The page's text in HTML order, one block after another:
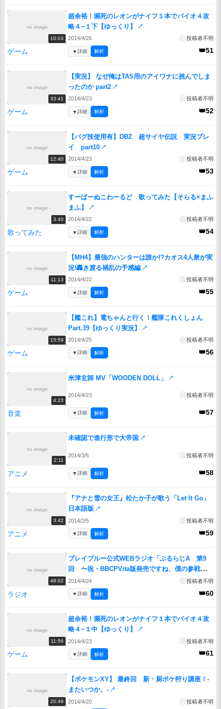
no image
10:03
超余裕！瀕死のレオンがナイフ１本でバイオ４攻
略４−１下【ゆっくり】
↗
2014/4/26 投稿者不明
ゲーム 👑51
▼詳細 解析
no image
33:41
【実況】 なぜ俺はTAS用のアイワナに挑んでしま
ったのか part2 ↗
2014/4/23 投稿者不明
ゲーム 👑52
▼詳細 解析
no image
12:40
【バグ技使用有】DBZ 超サイヤ伝説 実況プレ
イ part10 ↗
2014/4/23 投稿者不明
ゲーム 👑53
▼詳細 解析
no image
3:40
すーぱーぬこわーるど 歌ってみた【そらる×まふ
まふ】
↗
2014/4/22 投稿者不明
歌ってみた 👑54
▼詳細 解析
no image
11:13
【MH4】最強のハンターは誰か!?カオス4人衆が実
況!轟き渡る禍乱の予感編 ↗
2014/4/22 投稿者不明
ゲーム 👑55
▼詳細 解析
no image
15:59
【艦これ】電ちゃんと行く！艦隊これくしょん
Part.39【ゆっくり実況】
↗
2014/4/25 投稿者不明
ゲーム 👑56
▼詳細 解析
no image
4:23
米津玄師 MV「WOODEN DOLL」 ↗
2014/4/23 投稿者不明
音楽 👑57
▼詳細 解析
no image
2:11
未確認で進行形で大帝国 ↗
2014/3/5 投稿者不明
アニメ 👑58
▼詳細 解析
no image
3:42
『アナと雪の女王』松たか子が歌う「Let It Go」
日本語版 ↗
2014/2/5 投稿者不明
アニメ 👑59
▼詳細 解析
no image
48:02
ブレイブルー公式WEBラジオ「ぶるらじA 第9
回 〜祝・BBCPVita版発売ですね、僕の参戦はま
だですか？〜」
2014/4/24 投稿者不明
ラジオ 👑60
▼詳細 解析
no image
11:56
超余裕！瀕死のレオンがナイフ１本でバイオ４攻
略４−１中【ゆっくり】
↗
2014/4/23 投稿者不明
ゲーム 👑61
▼詳細 解析
no image
20:49
【ポケモンXY】 最終回 新・厨ポケ狩り講座！-
またいつか。- ↗
2014/4/20 投稿者不明